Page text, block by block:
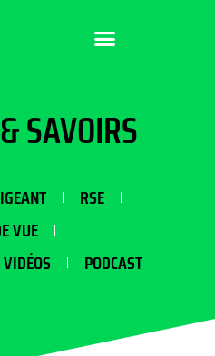
SAVOIRS
RSE
VUE
VIDÉOS PODCAST